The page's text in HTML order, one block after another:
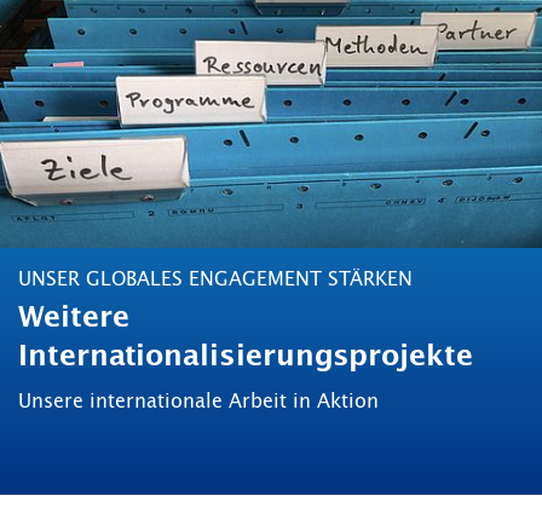
HOCHSCHULE
INTERNATIONAL
BESCHÄFTIGTE
Blogs Kontakt und Anfahrt Webmail Moodle
TH Online-Portal Personensuche English
UNSER GLOBALES ENGAGEMENT STÄRKEN
Weitere
Internationalisierungsprojekte
Unsere internationale Arbeit in Aktion